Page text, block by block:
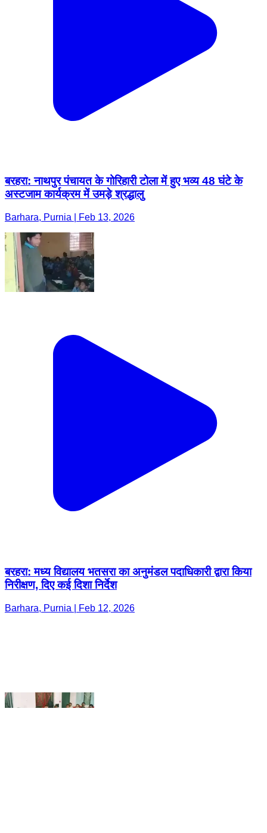
बरहरा: नाथपुर पंचायत के गोरिहारी टोला में हुए भव्य 48 घंटे के
अस्टजाम कार्यक्रम में उमड़े श्रद्धालु
बरहरा: मध्य विद्यालय भतसरा का अनुमंडल पदाधिकारी द्वारा किया